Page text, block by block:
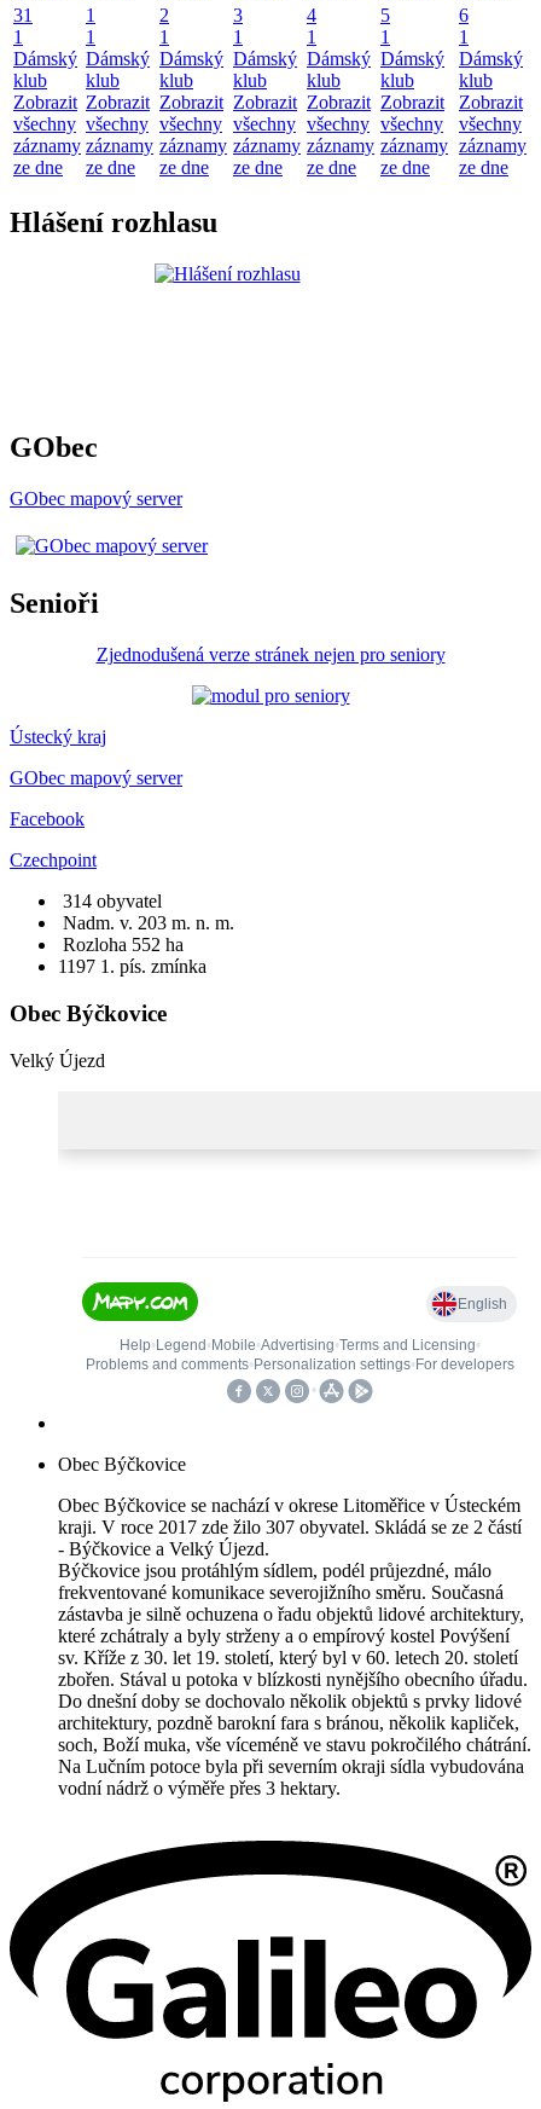
31
1
Dámský
klub
Zobrazit
všechny
záznamy
ze dne
1
1
Dámský
klub
Zobrazit
všechny
záznamy
ze dne
2
1
Dámský
klub
Zobrazit
všechny
záznamy
ze dne
3
1
Dámský
klub
Zobrazit
všechny
záznamy
ze dne
4
1
Dámský
klub
Zobrazit
všechny
záznamy
ze dne
5
1
Dámský
klub
Zobrazit
všechny
záznamy
ze dne
6
1
Dámský
klub
Zobrazit
všechny
záznamy
ze dne
Hlášení rozhlasu
GObec
GObec mapový server
Senioři
Zjednodušená verze stránek nejen pro seniory
Ústecký kraj
GObec mapový server
Facebook
Czechpoint
314 obyvatel
Nadm. v. 203 m. n. m.
Rozloha 552 ha
1197 1. pís. zmínka
Obec Býčkovice
Velký Újezd
Obec Býčkovice
Obec Býčkovice se nachází v okrese Litoměřice v Ústeckém
kraji. V roce 2017 zde žilo 307 obyvatel. Skládá se ze 2 částí
- Býčkovice a Velký Újezd.
Býčkovice jsou protáhlým sídlem, podél průjezdné, málo
frekventované komunikace severojižního směru. Současná
zástavba je silně ochuzena o řadu objektů lidové architektury,
které zchátraly a byly strženy a o empírový kostel Povýšení
sv. Kříže z 30. let 19. století, který byl v 60. letech 20. století
zbořen. Stával u potoka v blízkosti nynějšího obecního úřadu.
Do dnešní doby se dochovalo několik objektů s prvky lidové
architektury, pozdně barokní fara s bránou, několik kapliček,
soch, Boží muka, vše víceméně ve stavu pokročilého chátrání.
Na Lučním potoce byla při severním okraji sídla vybudována
vodní nádrž o výměře přes 3 hektary.